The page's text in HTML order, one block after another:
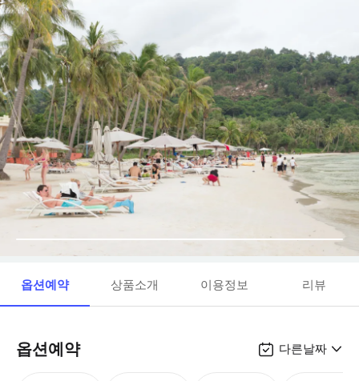
옵션예약 상품소개 이용정보 리뷰
옵션예약 다른날짜